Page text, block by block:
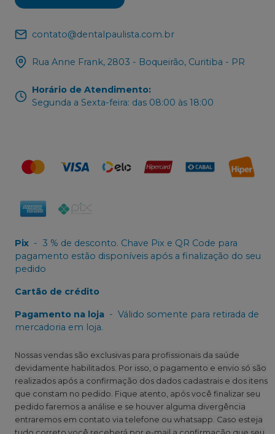
contato@dentalpaulista.com.br
Rua Anne Frank, 2803 - Boqueirão, Curitiba - PR
Horário de Atendimento:
Segunda a Sexta-feira: das 08:00 às 18:00
Pix - 3 % de desconto. Chave Pix e QR Code para
pagamento estão disponíveis após a finalização do seu
pedido
Cartão de crédito
Pagamento na loja - Válido somente para retirada de
mercadoria em loja.
Nossas vendas são exclusivas para profissionais da saúde
devidamente habilitados. Por isso, o pagamento e envio só são
realizados após a confirmação dos dados cadastrais e dos itens
que constam no pedido. Fique atento, após você finalizar seu
pedido faremos a análise e se houver alguma divergência
entraremos em contato via telefone ou whatsapp. Caso esteja